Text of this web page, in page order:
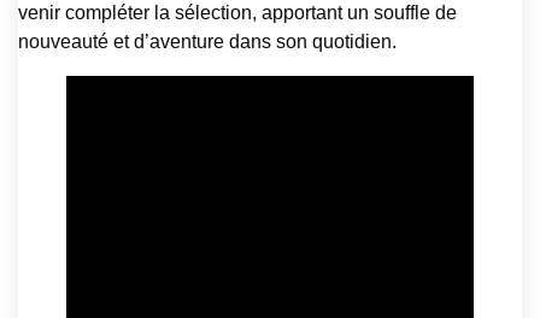
venir compléter la sélection, apportant un souffle de
nouveauté et d’aventure dans son quotidien.